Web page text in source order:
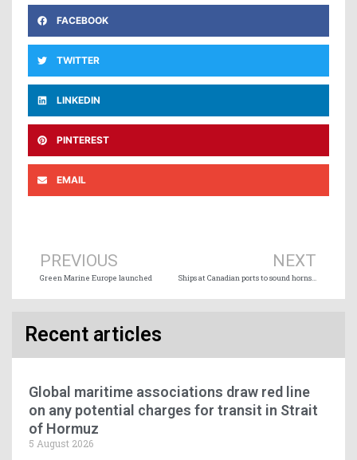
FACEBOOK
TWITTER
LINKEDIN
PINTEREST
EMAIL
PREVIOUS
Green Marine Europe launched
NEXT
Ships at Canadian ports to sound horns May 1 in support of seafarers
Recent articles
Global maritime associations draw red line
on any potential charges for transit in Strait
of Hormuz
5 August 2026